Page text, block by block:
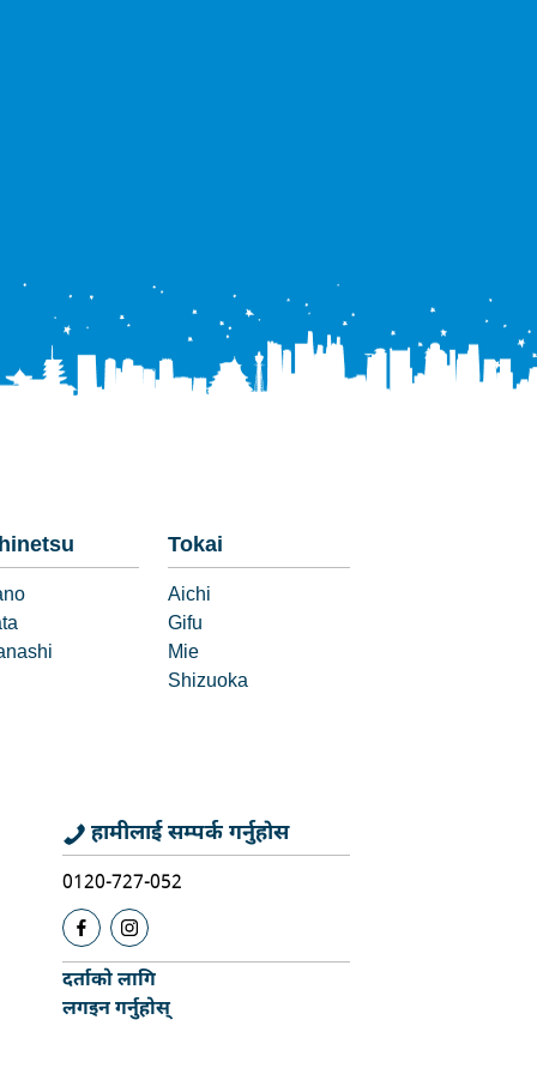
Tokai
Aichi
Gifu
Mie
Shizuoka
हामीलाई सम्पर्क गर्नुहोस
0120-727-052
दर्ताको लागि
लगइन गर्नुहोस्